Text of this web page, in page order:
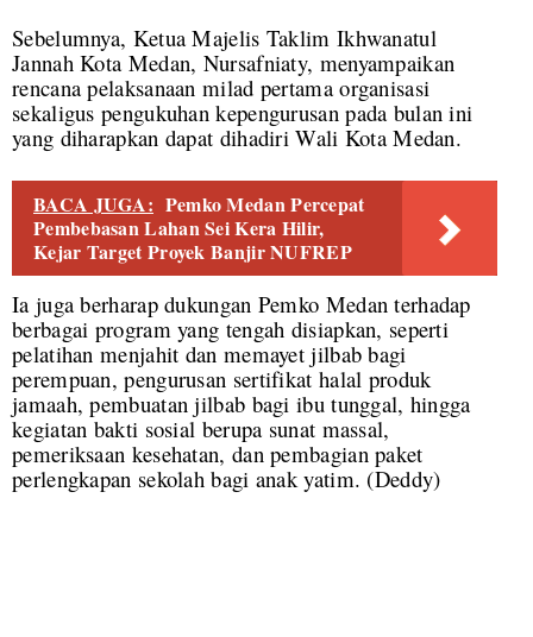
Sebelumnya, Ketua Majelis Taklim Ikhwanatul
Jannah Kota Medan, Nursafniaty, menyampaikan
rencana pelaksanaan milad pertama organisasi
sekaligus pengukuhan kepengurusan pada bulan ini
yang diharapkan dapat dihadiri Wali Kota Medan.
BACA JUGA: Pemko Medan Percepat
Pembebasan Lahan Sei Kera Hilir,
Kejar Target Proyek Banjir NUFREP
Ia juga berharap dukungan Pemko Medan terhadap
berbagai program yang tengah disiapkan, seperti
pelatihan menjahit dan memayet jilbab bagi
perempuan, pengurusan sertifikat halal produk
jamaah, pembuatan jilbab bagi ibu tunggal, hingga
kegiatan bakti sosial berupa sunat massal,
pemeriksaan kesehatan, dan pembagian paket
perlengkapan sekolah bagi anak yatim. (Deddy)